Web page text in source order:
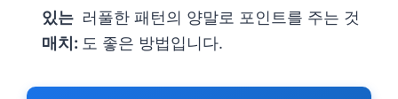
있는
매치:
러풀한 패턴의 양말로 포인트를 주는 것
도 좋은 방법입니다.